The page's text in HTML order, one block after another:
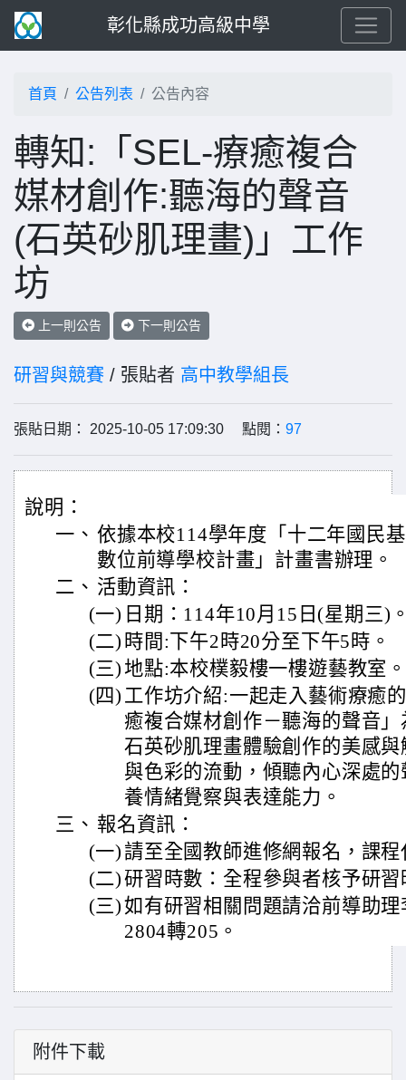
彰化縣成功高級中學
首頁 公告列表 公告內容
轉知:「SEL-療癒複合
媒材創作:聽海的聲音
(石英砂肌理畫)」工作
坊
上一則公告 下一則公告
研習與競賽 / 張貼者 高中教學組長
張貼日期： 2025-10-05 17:09:30 點閱： 97
說明：
一、 依據本校114學年度「十二年國民
數位前導學校計畫」計畫書辦理。
二、 活動資訊：
(一) 日期：114年10月15日(星期三)
(二) 時間:下午2時20分至下午5時。
(三)地點:本校樸毅樓一樓遊藝教室。
(四) 工作坊介紹:一起走入藝術療癒
癒複合媒材創作－聽海的聲音
石英砂肌理畫體驗創作的美感
與色彩的流動，傾聽內心深處
養情緒覺察與表達能力。
三、 報名資訊：
(一) 請至全國教師進修網報名，課
(二)研習時數：全程參與者核予研
(三)如有研習相關問題請洽前導助
2804轉205。
附件下載